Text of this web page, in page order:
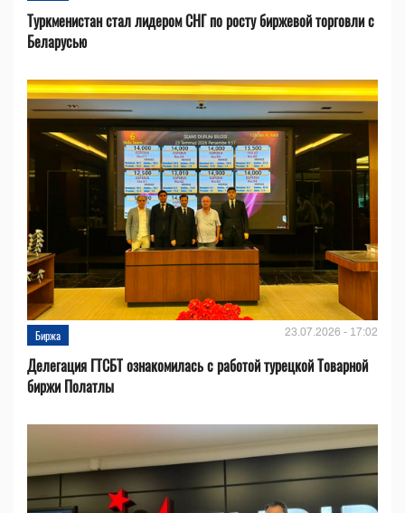
Туркменистан стал лидером СНГ по росту биржевой торговли с
Беларусью
Биржа 23.07.2026 - 17:02
Делегация ГТСБТ ознакомилась с работой турецкой Товарной
биржи Полатлы